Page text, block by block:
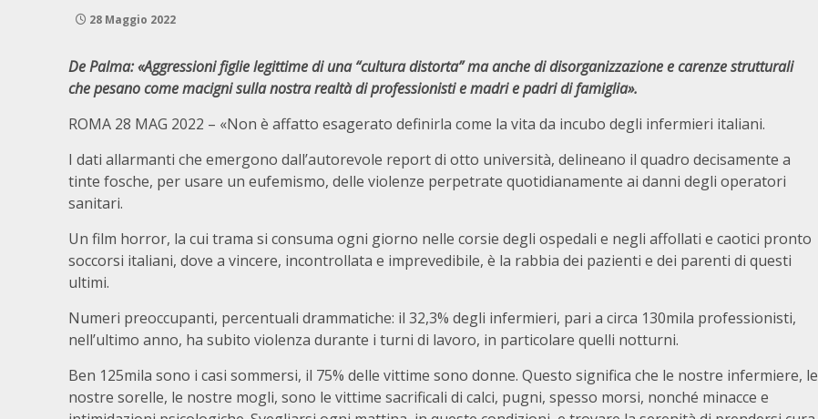
28 Maggio 2022
De Palma: «Aggressioni figlie legittime di una “cultura distorta” ma anche di disorganizzazione e carenze strutturali
che pesano come macigni sulla nostra realtà di professionisti e madri e padri di famiglia».
ROMA 28 MAG 2022 – «Non è affatto esagerato definirla come la vita da incubo degli infermieri italiani.
I dati allarmanti che emergono dall’autorevole report di otto università, delineano il quadro decisamente a
tinte fosche, per usare un eufemismo, delle violenze perpetrate quotidianamente ai danni degli operatori
sanitari.
Un film horror, la cui trama si consuma ogni giorno nelle corsie degli ospedali e negli affollati e caotici pronto
soccorsi italiani, dove a vincere, incontrollata e imprevedibile, è la rabbia dei pazienti e dei parenti di questi
ultimi.
Numeri preoccupanti, percentuali drammatiche: il 32,3% degli infermieri, pari a circa 130mila professionisti,
nell’ultimo anno, ha subito violenza durante i turni di lavoro, in particolare quelli notturni.
Ben 125mila sono i casi sommersi, il 75% delle vittime sono donne. Questo significa che le nostre infermiere, le
nostre sorelle, le nostre mogli, sono le vittime sacrificali di calci, pugni, spesso morsi, nonché minacce e